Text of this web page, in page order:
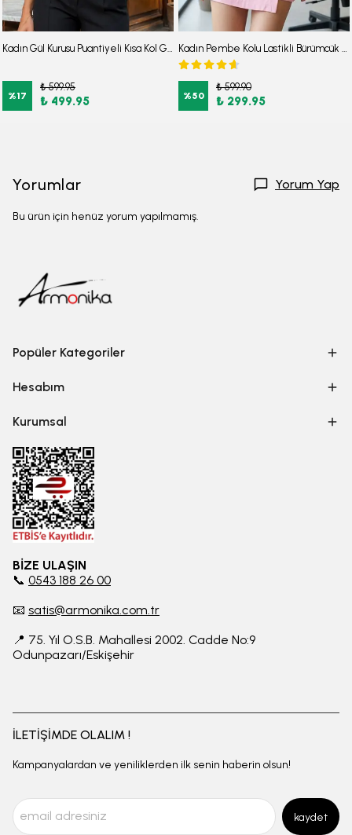
%17
₺ 599.95
₺ 499.95 %50
₺ 599.90
₺ 299.95
Yorumlar Yorum Yap
Bu ürün için henüz yorum yapılmamış.
Popüler Kategoriler
Hesabım
Kurumsal
BİZE ULAŞIN
📞 0543 188 26 00
📧 satis@armonika.com.tr
📍 75. Yıl O.S.B. Mahallesi 2002. Cadde No:9
Odunpazarı/Eskişehir
İLETİŞİMDE OLALIM !
Kampanyalardan ve yeniliklerden ilk senin haberin olsun!
kaydet